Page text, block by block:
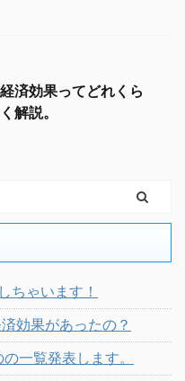
済効果ってどれくら
解説。
ちゃいます！
効果があったの？
一覧発表します。